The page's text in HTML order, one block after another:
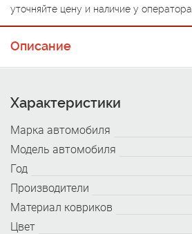
уточняйте цену и наличие у оператора
Описание
Характеристики
Марка автомобиля
Модель автомобиля
Год
Производители
Материал ковриков
Цвет